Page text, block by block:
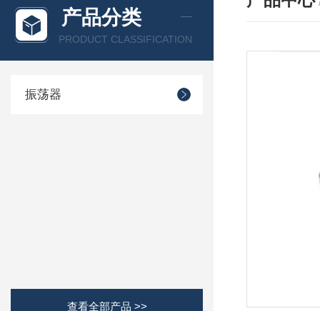
产品分类
PRODUCT CLASSIFICATION
振荡器
查看全部产品 >>